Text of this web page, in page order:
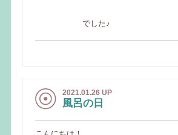
でした♪
2021.01.26 UP
風呂の日